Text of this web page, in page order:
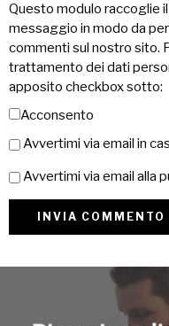
Questo modulo raccoglie
messaggio in modo da
commenti sul nostro sito.
trattamento dei dati
apposito checkbox sotto:
Acconsento
Avvertimi via email in
Avvertimi via email alla